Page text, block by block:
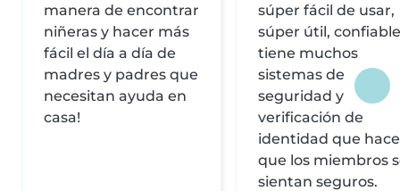
manera de encontrar
niñeras y hacer más
fácil el día a día de
madres y padres que
necesitan ayuda en
casa!
súper fácil de usar,
súper útil,
tiene muchos
sistemas de
seguridad y
verificación de
identidad que
que los miembros
sientan seguros.